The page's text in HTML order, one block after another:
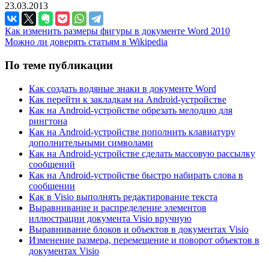
23.03.2013
Как изменить размеры фигуры в документе Word 2010
Можно ли доверять статьям в Wikipedia
По теме публикации
Как создать водяные знаки в документе Word
Как перейти к закладкам на Android-устройстве
Как на Android-устройстве обрезать мелодию для
рингтона
Как на Android-устройстве пополнить клавиатуру
дополнительными символами
Как на Android-устройстве сделать массовую рассылку
сообщений
Как на Android-устройстве быстро набирать слова в
сообщении
Как в Visio выполнять редактирование текста
Выравнивание и распределение элементов
иллюстрации документа Visio вручную
Выравнивание блоков и объектов в документах Visio
Изменение размера, перемещение и поворот объектов в
документах Visio